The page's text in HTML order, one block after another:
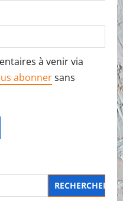
à venir via
abonnersans